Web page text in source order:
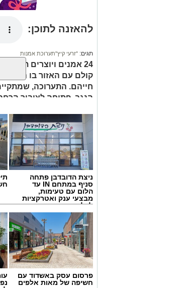
להאזנה לתוכן:
תגים: "זרעי קיץ"תערוכת אמנות
24 אמנים ויוצרים
קולם עם האזור בו הם
חייהם. התערוכה,
הנגב, פתוחה לציבור הרחב
מאז ה-7.10 חייהם
חייהם. תערוכה חדשה
מביאה את קולם של האמנים
שאחרי 7.10.
ניצת הדובדבן פתחה
סניף במתחם IN עד
הלום עם טעימות,
מבצעי ענק ואטרקציות
לכל המשפחה
פרסום עסק באשדוד עם
חשיפה של מאות אלפים